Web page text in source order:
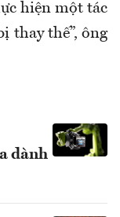
hiện một tác
thay thế”, ông
dành